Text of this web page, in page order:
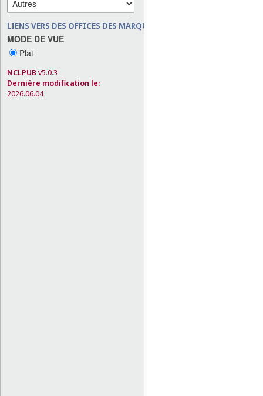
LIENS VERS DES OFFICES DES MARQUES
MODE DE VUE
Plat
NCLPUB v5.0.3
Dernière modification le:
2026.06.04